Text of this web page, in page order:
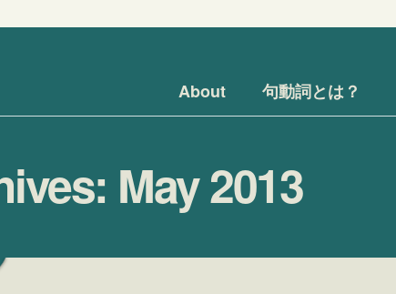
About
句動詞とは？
May 2013